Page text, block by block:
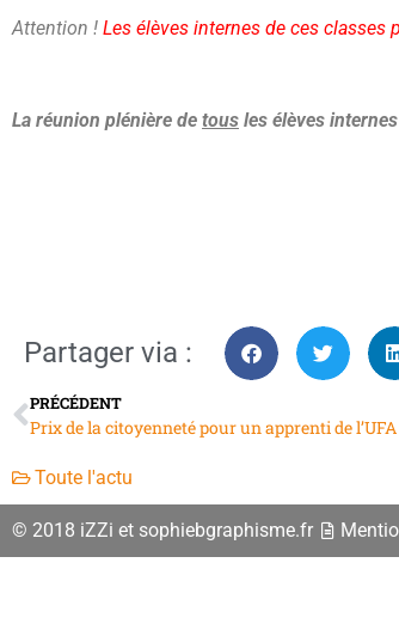
Attention ! Les élèves internes de ces classes
La réunion plénière de tous les élèves
Partager via :
PRÉCÉDENT
Prix de la citoyenneté pour un apprenti de
Toute l'actu
© 2018 iZZi et sophiebgraphisme.fr